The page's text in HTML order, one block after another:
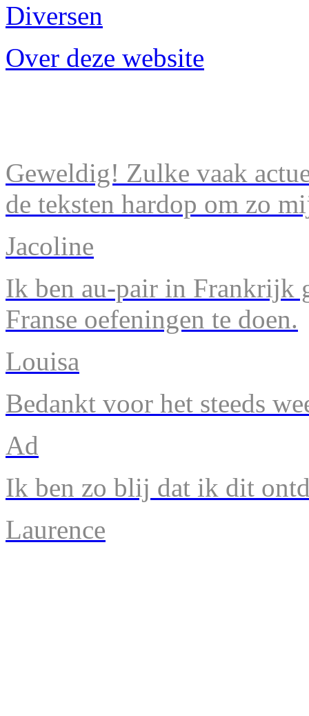
Diversen
Over deze website
Geweldig! Zulke vaak
de teksten hardop om zo
Jacoline
Ik ben au-pair in Frankrijk
Franse oefeningen te doen.
Louisa
Bedankt voor het steeds
Ad
Ik ben zo blij dat ik dit
Laurence